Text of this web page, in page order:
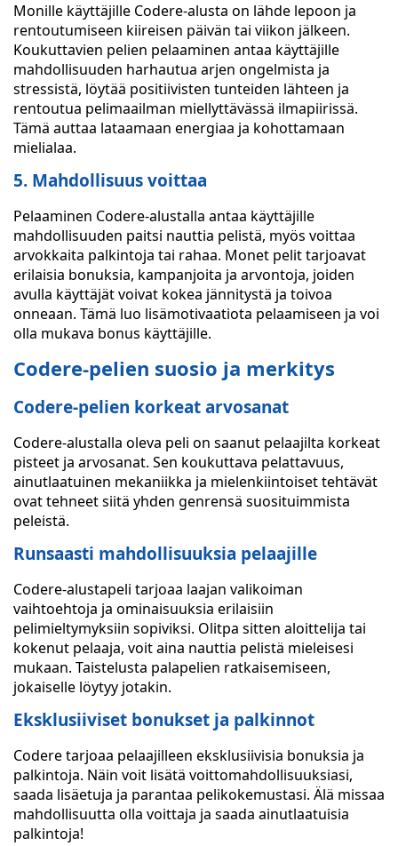
Monille käyttäjille Codere-alusta on lähde lepoon ja
rentoutumiseen kiireisen päivän tai viikon jälkeen.
Koukuttavien pelien pelaaminen antaa käyttäjille
mahdollisuuden harhautua arjen ongelmista ja
stressistä, löytää positiivisten tunteiden lähteen ja
rentoutua pelimaailman miellyttävässä ilmapiirissä.
Tämä auttaa lataamaan energiaa ja kohottamaan
mielialaa.
5. Mahdollisuus voittaa
Pelaaminen Codere-alustalla antaa käyttäjille
mahdollisuuden paitsi nauttia pelistä, myös voittaa
arvokkaita palkintoja tai rahaa. Monet pelit tarjoavat
erilaisia bonuksia, kampanjoita ja arvontoja, joiden
avulla käyttäjät voivat kokea jännitystä ja toivoa
onneaan. Tämä luo lisämotivaatiota pelaamiseen ja voi
olla mukava bonus käyttäjille.
Codere-pelien suosio ja merkitys
Codere-pelien korkeat arvosanat
Codere-alustalla oleva peli on saanut pelaajilta korkeat
pisteet ja arvosanat. Sen koukuttava pelattavuus,
ainutlaatuinen mekaniikka ja mielenkiintoiset tehtävät
ovat tehneet siitä yhden genrensä suosituimmista
peleistä.
Runsaasti mahdollisuuksia pelaajille
Codere-alustapeli tarjoaa laajan valikoiman
vaihtoehtoja ja ominaisuuksia erilaisiin
pelimieltymyksiin sopiviksi. Olitpa sitten aloittelija tai
kokenut pelaaja, voit aina nauttia pelistä mieleisesi
mukaan. Taistelusta palapelien ratkaisemiseen,
jokaiselle löytyy jotakin.
Eksklusiiviset bonukset ja palkinnot
Codere tarjoaa pelaajilleen eksklusiivisia bonuksia ja
palkintoja. Näin voit lisätä voittomahdollisuuksiasi,
saada lisäetuja ja parantaa pelikokemustasi. Älä missaa
mahdollisuutta olla voittaja ja saada ainutlaatuisia
palkintoja!